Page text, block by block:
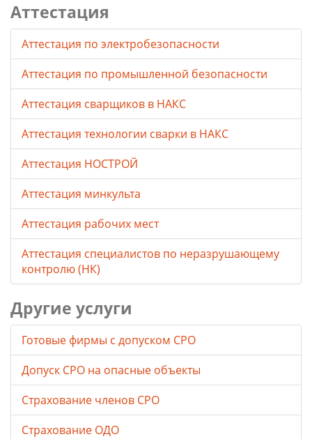
Аттестация
Аттестация по электробезопасности
Аттестация по промышленной безопасности
Аттестация сварщиков в НАКС
Аттестация технологии сварки в НАКС
Аттестация НОСТРОЙ
Аттестация минкульта
Аттестация рабочих мест
Аттестация специалистов по неразрушающему
контролю (НК)
Другие услуги
Готовые фирмы с допуском СРО
Допуск СРО на опасные объекты
Страхование членов СРО
Страхование ОДО